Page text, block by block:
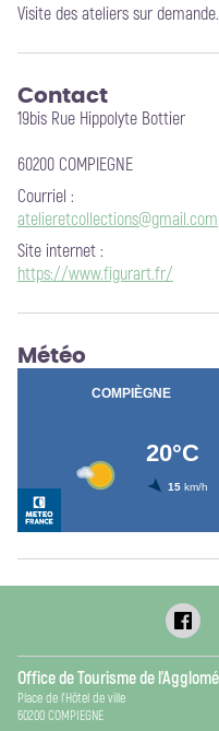
Visite des ateliers sur demande.
Contact
19bis Rue Hippolyte Bottier
60200 COMPIEGNE
Courriel :
atelieretcollections@gmail.com
Site internet :
https://www.figurart.fr/
Météo
Office de Tourisme de
Place de l’Hôtel de ville
60200 COMPIEGNE